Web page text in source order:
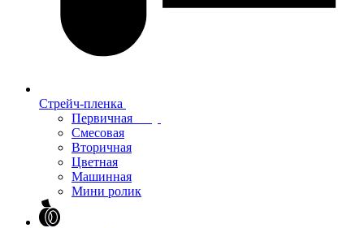
Стрейч-пленка
Первичная
Смесовая
Вторичная
Цветная
Машинная
Мини ролик